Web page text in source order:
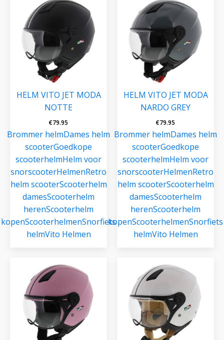
HELM VITO JET MODA
NOTTE
€79.95
Brommer helmDames helm
scooterGoedkope
scooterhelmHelm voor
snorscooterHelmenRetro
helm scooterScooterhelm
damesScooterhelm
herenScooterhelm
kopenScooterhelmenSnorfiets
helmVito Helmen
HELM VITO JET MODA
NARDO GREY
€79.95
Brommer helmDames helm
scooterGoedkope
scooterhelmHelm voor
snorscooterHelmenRetro
helm scooterScooterhelm
damesScooterhelm
herenScooterhelm
kopenScooterhelmenSnorfiets
helmVito Helmen